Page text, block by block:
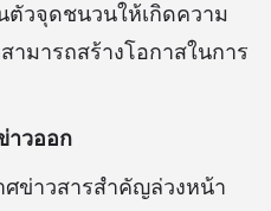
ตัวจุดชนวนให้เกิดความ
ามารถสร้างโอกาสในการ
าวออก
ข่าวสารสำคัญล่วงหน้า